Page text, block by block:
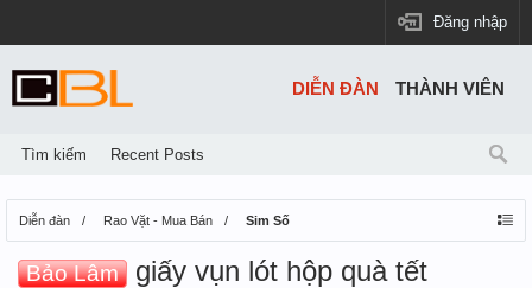
Đăng nhập
Diễn đàn Rao Vặt - Mua Bán Sim Số
Bảo Lâm giấy vụn lót hộp quà tết
DIỄN ĐÀN
Tìm kiếm Recent Posts
THÀNH VIÊN